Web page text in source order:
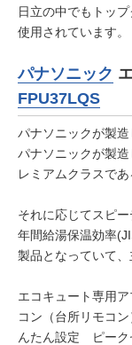
日立の中でもトッ
使用されています。
パナソニック
FPU37LQS
パナソニックが製造
パナソニックが製
レミアムクラスであ
それに応じてスピ
年間給湯保温効率
製品となっていて、
エコキュート専用
コン（台所リモコ
んたん設定 ピー